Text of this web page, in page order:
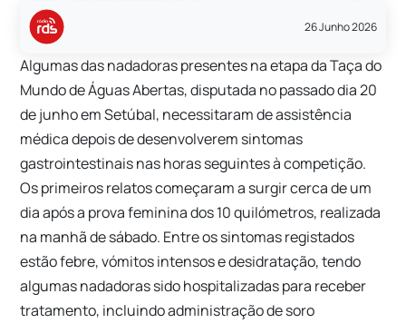
26 Junho 2026
Algumas das nadadoras presentes na etapa da Taça do
Mundo de Águas Abertas, disputada no passado dia 20
de junho em Setúbal, necessitaram de assistência
médica depois de desenvolverem sintomas
gastrointestinais nas horas seguintes à competição.
Os primeiros relatos começaram a surgir cerca de um
dia após a prova feminina dos 10 quilómetros, realizada
na manhã de sábado. Entre os sintomas registados
estão febre, vómitos intensos e desidratação, tendo
algumas nadadoras sido hospitalizadas para receber
tratamento, incluindo administração de soro